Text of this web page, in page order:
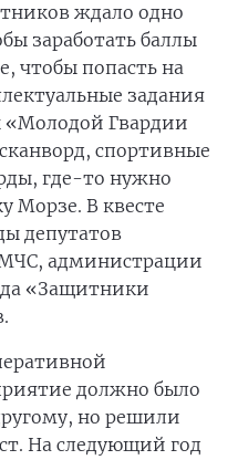
ждало одно
заработать баллы
чтобы попасть на
задания
«Молодой Гвардии
спортивные
где-то нужно
Морзе. В квесте
депутатов
администрации
«Защитники
должно было
но решили
На следующий год